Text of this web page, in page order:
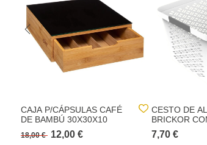
CAJA P/CÁPSULAS CAFÉ
DE BAMBÚ 30X30X10
18,00 € 12,00 €
CESTO DE
BRICKOR
7,70 €